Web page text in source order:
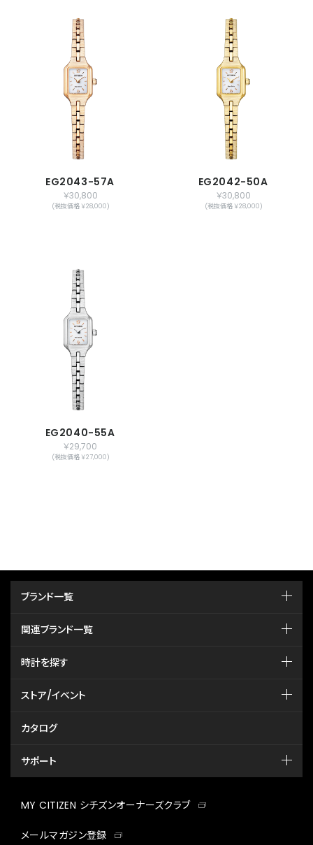
EG2043-57A
￥30,800
(税抜価格 ￥28,000)
EG2042-50A
￥30,800
(税抜価格 ￥28,000)
EG2040-55A
￥29,700
(税抜価格 ￥27,000)
ブランド一覧
関連ブランド一覧
時計を探す
ストア/イベント
カタログ
サポート
MY CITIZEN シチズンオーナーズクラブ
メールマガジン登録